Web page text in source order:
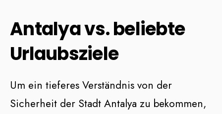
Antalya vs. beliebte
Urlaubsziele
Um ein tieferes Verständnis von der
Sicherheit der Stadt Antalya zu bekommen,